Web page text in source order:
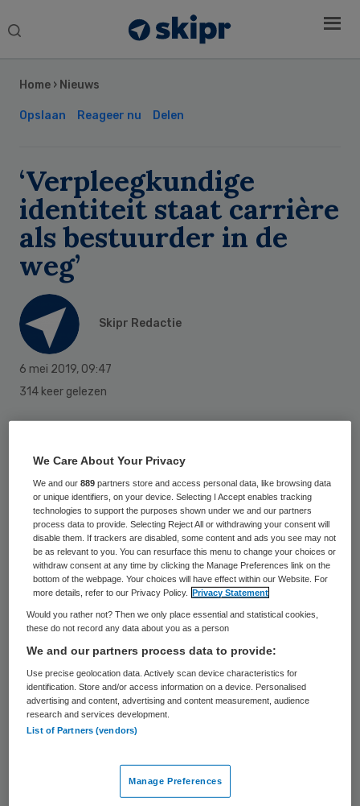
Search
Home › Nieuws
Opslaan Reageer nu Delen
‘Verpleegkundige
identiteit staat carrière
als bestuurder in de
weg’
Skipr Redactie
6 mei 2019, 09:47
314 keer gelezen
doorgroeien naar een bestuursfunctie,
omdat ze bang zijn door collega’s niet meer
herkend te worden als verpleegkundige.
Dit zegt oud-bestuurder Cathy van Beek in
eeninterview met Nursing, vakblad voor
verpleegkundigen. Van Beek begon haar
carrière als verpleegkundige en bekleedde
later bestuursfuncties bij het Radboudumc
en de Nederlandse Zorgautoriteit. Zij denkt
dat bestuurders met een verpleegkundige
achtergrond een zeldzaamheid zijn, omdat
de “verpleegkundige identiteit”:
“Verpleegkundigen die willen doorgroeien
Sidebar
We Care About Your Privacy
We and our889 partners store and access personal data, like browsing data
or unique identifiers, on your device. Selecting I Accept enables tracking
technologies to support the purposes shown under we and our partners
process data to provide. Selecting Reject All or withdrawing your consent will
disable them. If trackers are disabled, some content and ads you see may not
be as relevant to you. You can resurface this menu to change your choices or
withdraw consent at any time by clicking the Manage Preferences link on the
bottom of the webpage. Your choices will have effect within our Website. For
more details, refer to our Privacy Policy.
Privacy Statement
Would you rather not? Then we only place essential and statistical cookies,
these do not record any data about you as a person
We and our partners process data to provide:
Use precise geolocation data. Actively scan device characteristics for
identification. Store and/or access information on a device. Personalised
advertising and content, advertising and content measurement, audience
research and services development.
List of Partners (vendors)
Manage Preferences